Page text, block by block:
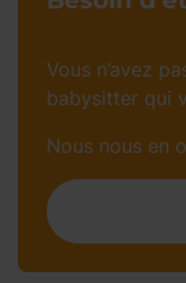
Vous n’avez
babysitter qui
Nous nous en